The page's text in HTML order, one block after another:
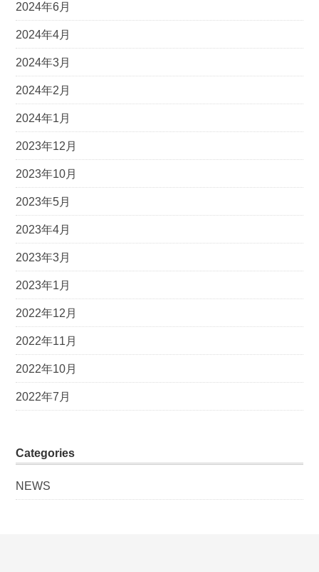
2024年6月
2024年4月
2024年3月
2024年2月
2024年1月
2023年12月
2023年10月
2023年5月
2023年4月
2023年3月
2023年1月
2022年12月
2022年11月
2022年10月
2022年7月
Categories
NEWS